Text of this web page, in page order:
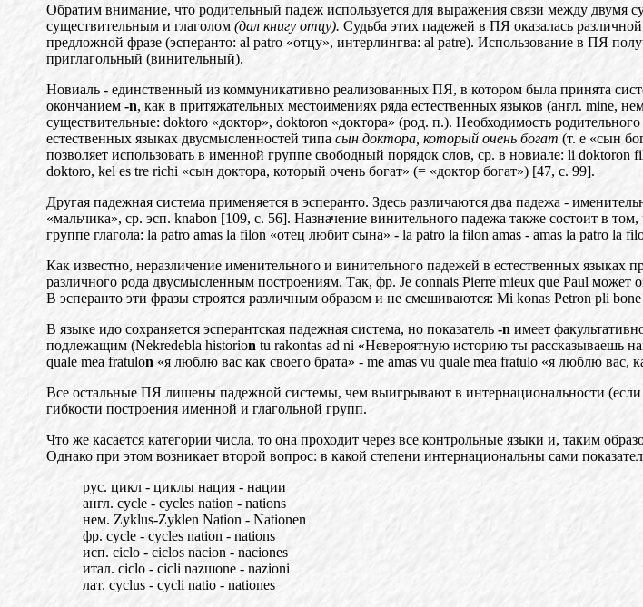
Обратим внимание, что родительный падеж используется для выражения связи между двумя
существительным и глаголом (дал книгу отцу). Судьба этих падежей в ПЯ оказалась
предложной фразе (эсперанто: al patro «отцу», интерлингва: al patre). Использование в ПЯ
приглагольный (винительный).
Новиаль - единственный из коммуникативно реализованных ПЯ, в котором была принята
окончанием -n, как в притяжательных местоимениях ряда естественных языков (англ. mine,
существительные: doktoro «доктор», doktoron «доктора» (род. п.). Необходимость
естественных языках двусмысленностей типа сын доктора, который очень богат (т. е «сын
позволяет использовать в именной группе свободный порядок слов, ср. в новиале: li doktoron
doktoro, kel es tre richi «сын доктора, который очень богат» (= «доктор богат») [47, с. 99].
Другая падежная система применяется в эсперанто. Здесь различаются два падежа -
«мальчика», ср. эсп. knabon [109, с. 56]. Назначение винительного падежа также состоит в
группе глагола: la patro amas la filon «отец любит сына» - la patro la filon amas - amas la patro la
Как известно, неразличение именительного и винительного падежей в естественных языках
различного рода двусмысленным построениям. Так, фр. Je connais Pierre mieux que Paul
В эсперанто эти фразы строятся различным образом и не смешиваются: Mi konas Petron pli
В языке идо сохраняется эсперантская падежная система, но показатель -n имеет
подлежащим (Nekredebla historion tu rakontas ad ni «Невероятную историю ты рассказываешь
quale mеа fratulon «я люблю вас как своего брата» - me amas vu quale mea fratulo «я люблю вас,
Все остальные ПЯ лишены падежной системы, чем выигрывают в интернациональности
гибкости построения именной и глагольной групп.
Что же касается категории числа, то она проходит через все контрольные языки и, таким
Однако при этом возникает второй вопрос: в какой степени интернациональны сами
рус. цикл - циклы нация - нации
англ. cycle - cycles nation - nations
нем. Zyklus-Zyklen Nation - Nationen
фр. cycle - cycles nation - nations
исп. ciclo - ciclos nacion - naciones
итал. ciclo - cicli nazшone - nazioni
лат. cyclus - cycli natio - nationes